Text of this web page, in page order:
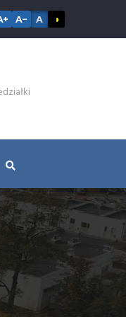
A− A ◑